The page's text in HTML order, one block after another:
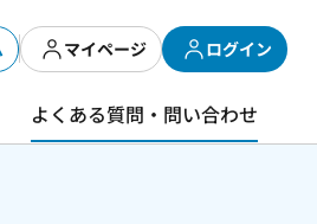
マイページ ログイン
よくある質問・問い合わせ